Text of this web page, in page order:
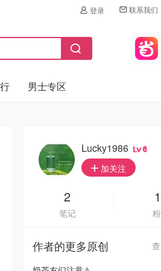
登录 联系我们
男士专区
Lucky1986 6
加关注
2
笔记
作者的更多原创